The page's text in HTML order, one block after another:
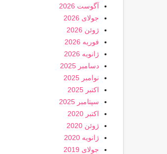
آگوست 2026
جولای 2026
ژوئن 2026
فوریه 2026
ژانویه 2026
دسامبر 2025
نوامبر 2025
اکتبر 2025
سپتامبر 2025
اکتبر 2020
ژوئن 2020
ژانویه 2020
جولای 2019